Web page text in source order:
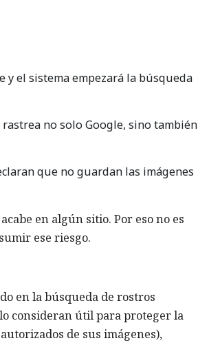
el sistema empezará la búsqueda
no solo Google, sino también
que no guardan las imágenes
en algún sitio. Por eso no es
ese riesgo.
en la búsqueda de rostros
consideran útil para proteger la
de sus imágenes),